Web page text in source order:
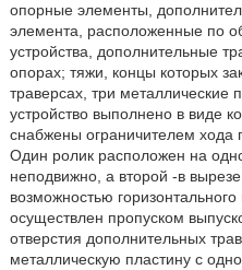
опорные элементы,
элемента, расположенные по
устройства, дополнительные
опорах; тяжи, концы которых
траверсах, три
устройство выполнено в виде
снабжены ограничителем хода
Один ролик расположен на
неподвижно, а второй -в
возможностью
осуществлен пропуском
отверстия дополнительных
металлическую пластину с